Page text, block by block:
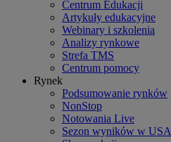
Centrum Edukacji
Artykuły edukacyjne
Webinary i szkolenia
Analizy rynkowe
Strefa TMS
Centrum pomocy
Rynek
Podsumowanie rynków
NonStop
Notowania Live
Sezon wyników w USA